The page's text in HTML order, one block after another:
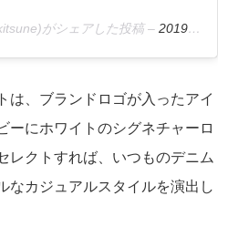
がシェアした投稿 –2019年 5月月15日午前2時18分PDT
は、ブランドロゴが入ったアイ
ーにホワイトのシグネチャーロ
レクトすれば、いつものデニム
なカジュアルスタイルを演出し